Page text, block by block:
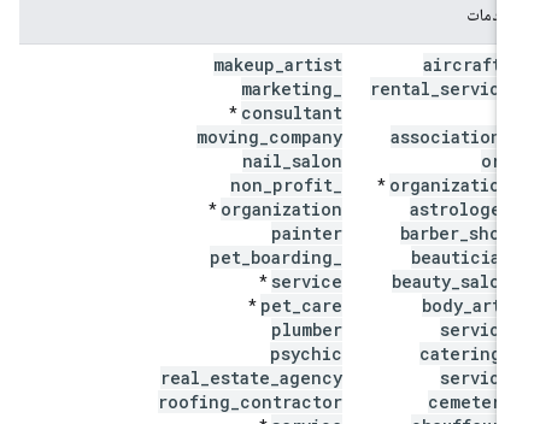
خدمات
aircraft
rental_service
association
organization
*
astrologer
barber_
beautician
beauty_salon
body_
service
catering
service
cemetery
makeup_artist
marketing
consultant
*
moving_company
nail_salon
non_profit
organization
*
painter
pet_boarding
service
*
pet_care
*
plumber
psychic
real_estate_agency
roofing_contractor